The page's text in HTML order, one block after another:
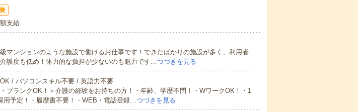
支給
マンションのような施設で働けるお仕事です！できたばかりの施設が多く、利用者
護度も低め！体力的な負担が少ないのも魅力です…つづきを見る
/ パソコンスキル不要 / 英語力不要
ブランクOK！＞介護の経験をお持ちの方！・年齢、学歴不問！・WワークOK！・1
用予定！・履歴書不要！・WEB・電話登録…つづきを見る